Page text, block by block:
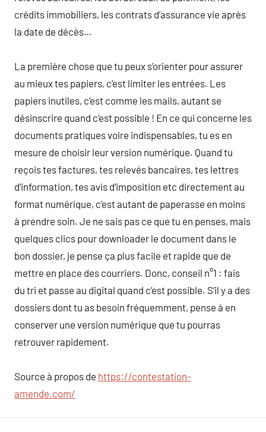
crédits immobiliers, les contrats d’assurance vie après
la date de décès…
La première chose que tu peux s’orienter pour assurer
au mieux tes papiers, c’est limiter les entrées. Les
papiers inutiles, c’est comme les mails, autant se
désinscrire quand c’est possible ! En ce qui concerne les
documents pratiques voire indispensables, tu es en
mesure de choisir leur version numérique. Quand tu
reçois tes factures, tes relevés bancaires, tes lettres
d’information, tes avis d’imposition etc directement au
format numérique, c’est autant de paperasse en moins
à prendre soin. Je ne sais pas ce que tu en penses, mais
quelques clics pour downloader le document dans le
bon dossier, je pense ça plus facile et rapide que de
mettre en place des courriers. Donc, conseil n°1 : fais
du tri et passe au digital quand c’est possible. S’il y a des
dossiers dont tu as besoin fréquemment, pense à en
conserver une version numérique que tu pourras
retrouver rapidement.
Source à propos de https://contestation-
amende.com/